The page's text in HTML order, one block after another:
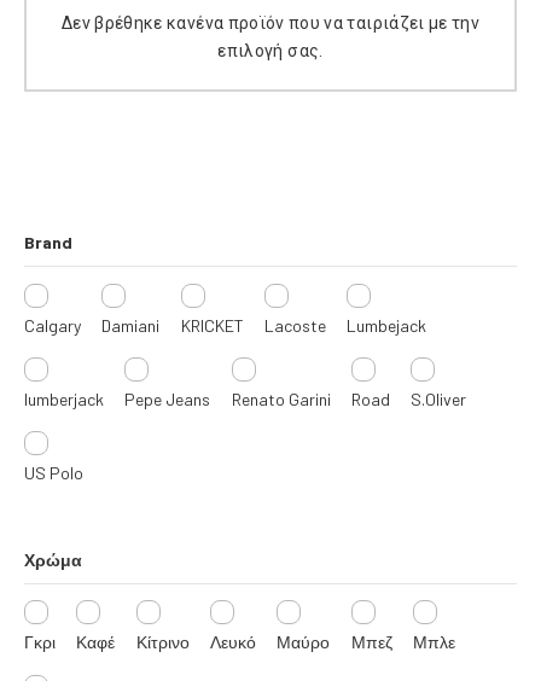
Ε
Ι
Brand
Calgary Damiani KRICKET Lacoste Lumbejack
lumberjack Pepe Jeans Renato Garini Road S.Oliver
US Polo
Χρώμα
Γκρι Καφέ Κίτρινο Λευκό Μαύρο Μπεζ Μπλε
Δεν βρέθηκε κανένα προϊόν που να ταιριάζει με την
επιλογή σας.